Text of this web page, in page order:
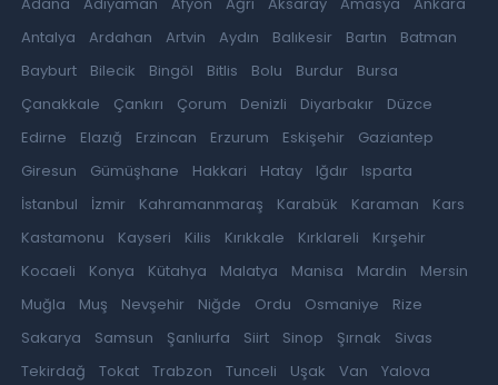
Antalya
Ardahan Artvin Aydın Balıkesir Bartın
Batman
Bayburt
Bilecik Bingöl Bitlis Bolu Burdur
Bursa
Çanakkale
Çankırı Çorum Denizli Diyarbakır
Düzce
Edirne
Elazığ Erzincan Erzurum Eskişehir
Gaziantep
Giresun
Gümüşhane Hakkari Hatay Iğdır
Isparta
İstanbul
İzmir Kahramanmaraş Karabük Karaman
Kars
Kastamonu
Kayseri Kilis Kırıkkale Kırklareli
Kırşehir
Kocaeli
Konya Kütahya Malatya Manisa Mardin
Mersin
Muğla
Muş Nevşehir Niğde Ordu Osmaniye
Rize
Sakarya
Samsun Şanlıurfa Siirt Sinop Şırnak
Sivas
Tekirdağ
Tokat Trabzon Tunceli Uşak Van
Yalova